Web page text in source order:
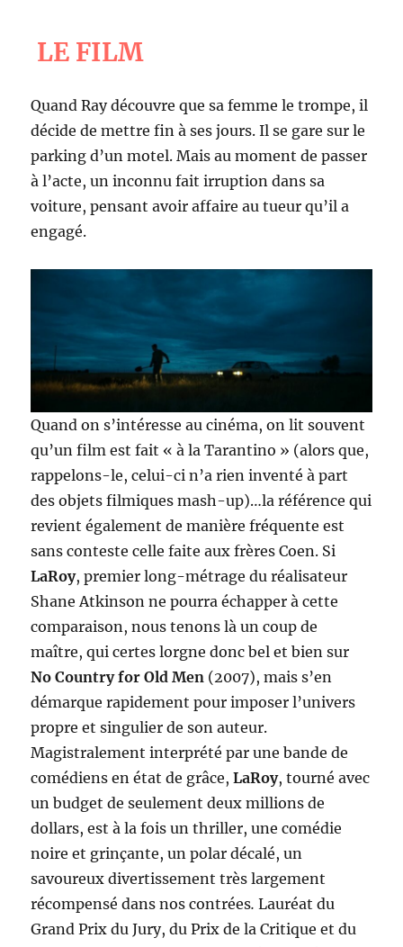
LE FILM
Quand Ray découvre que sa femme le trompe, il
décide de mettre fin à ses jours. Il se gare sur le
parking d’un motel. Mais au moment de passer
à l’acte, un inconnu fait irruption dans sa
voiture, pensant avoir affaire au tueur qu’il a
engagé.
Quand on s’intéresse au cinéma, on lit souvent
qu’un film est fait « à la Tarantino » (alors que,
rappelons-le, celui-ci n’a rien inventé à part
des objets filmiques mash-up)…la référence qui
revient également de manière fréquente est
sans conteste celle faite aux frères Coen. Si
LaRoy, premier long-métrage du réalisateur
Shane Atkinson ne pourra échapper à cette
comparaison, nous tenons là un coup de
maître, qui certes lorgne donc bel et bien sur
No Country for Old Men (2007), mais s’en
démarque rapidement pour imposer l’univers
propre et singulier de son auteur.
Magistralement interprété par une bande de
comédiens en état de grâce,LaRoy, tourné avec
un budget de seulement deux millions de
dollars, est à la fois un thriller, une comédie
noire et grinçante, un polar décalé, un
savoureux divertissement très largement
récompensé dans nos contrées.Lauréat du
Grand Prix du Jury, du Prix de la Critique et du